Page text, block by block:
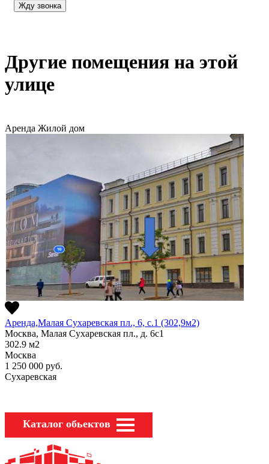
Другие помещения на этой
улице
Аренда Жилой дом
Аренда,Малая Сухаревская пл., 6, с.1 (302,9м2)
Москва, Малая Сухаревская пл., д. 6с1
302.9 м2
Москва
1 250 000 руб.
Сухаревская
Каталог обьектов